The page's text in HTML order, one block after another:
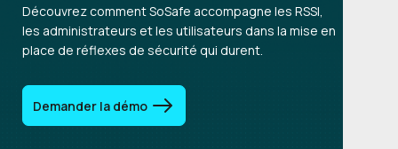
Découvrez comment SoSafe accompagne les RSSI,
les administrateurs et les utilisateurs dans la mise en
place de réflexes de sécurité qui durent.
Demander la démo